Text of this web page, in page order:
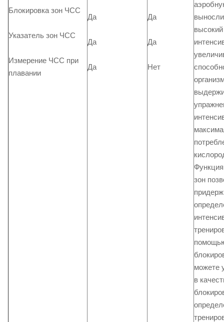
Блокировка зон ЧСС
Указатель зон ЧСС
Измерение ЧСС при
плавании
Да
Да
Да
Да
Да
Нет
зон
можете
в